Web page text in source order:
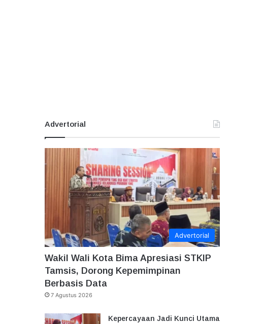
Advertorial
Advertorial
Wakil Wali Kota Bima Apresiasi STKIP
Tamsis, Dorong Kepemimpinan
Berbasis Data
7 Agustus 2026
Kepercayaan Jadi Kunci Utama